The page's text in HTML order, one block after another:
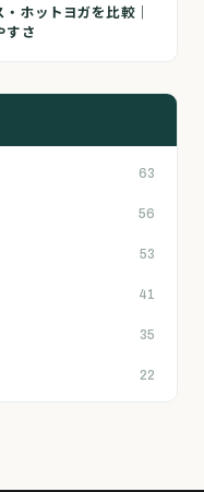
ホットヨガを比較｜
すさ
63
56
53
41
35
22